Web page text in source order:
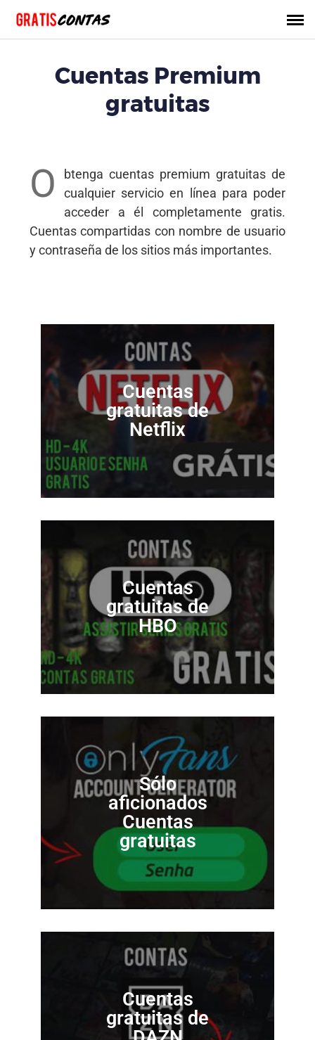
Cuentas Premium
gratuitas
O
btenga cuentas premium gratuitas de
cualquier servicio en línea para poder
acceder a él completamente gratis.
Cuentas compartidas con nombre de usuario
y contraseña de los sitios más importantes.
Cuentas
gratuitas de
Netflix
Cuentas
gratuitas de
HBO
Sólo
aficionados
Cuentas
gratuitas
Cuentas
gratuitas de